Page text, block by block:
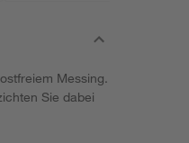
Messing.
Sie dabei